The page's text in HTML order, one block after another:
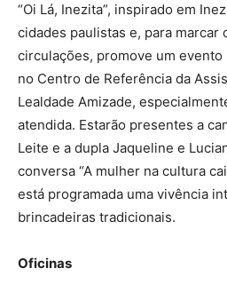
“Oi Lá, Inezita”, inspirado em
cidades paulistas e, para marcar
circulações, promove um
no Centro de Referência da
Lealdade Amizade,
atendida. Estarão presentes a
Leite e a dupla Jaqueline e
conversa “A mulher na cultura
está programada uma vivência
brincadeiras tradicionais.
Oficinas